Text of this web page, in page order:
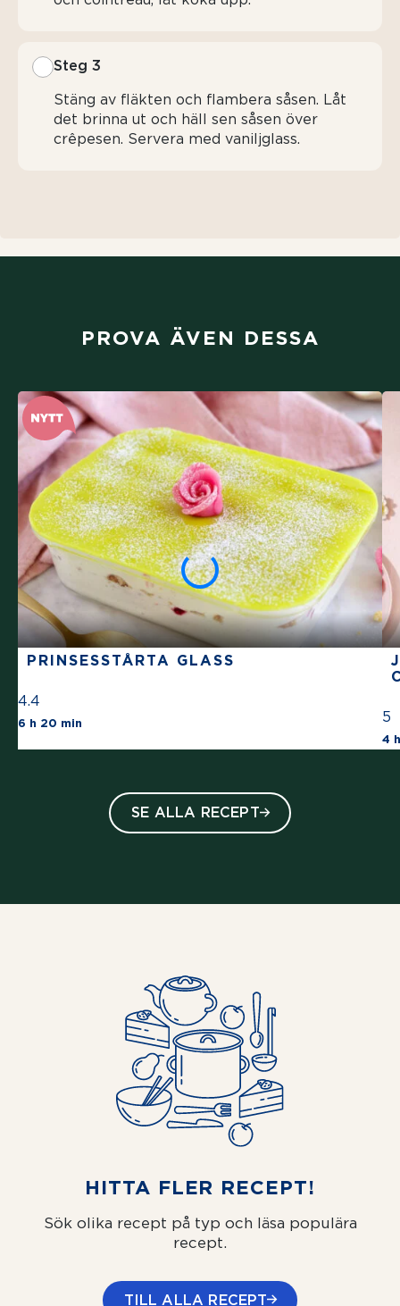
Steg 3
Stäng av fläkten och flambera såsen. Låt
det brinna ut och häll sen såsen över
crêpesen. Servera med vaniljglass.
PROVA ÄVEN DESSA
PRINSESSTÅRTA GLASS
4.4
6 h 20 min The average star rating for this recipe is 4
5
4
SE ALLA RECEPT
HITTA FLER RECEPT!
Sök olika recept på typ och läsa populära
recept.
TILL ALLA RECEPT